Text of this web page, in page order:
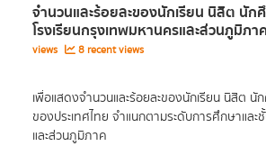
จำนวนและร้อยละของนักเรียน นิสิต นัก
โรงเรียนกรุงเทพมหานครและส่วนภูมิภา
views
8 recent views
เพื่อแสดงจำนวนและร้อยละของนักเรียน นิสิต นัก
ของประเทศไทย จำแนกตามระดับการศึกษาแล
และส่วนภูมิภาค